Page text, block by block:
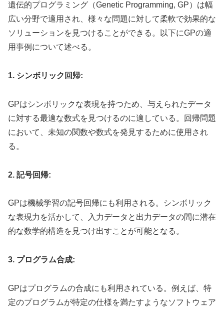
遺伝的プログラミング（Genetic Programming, GP）は幅
広い分野で適用され、様々な問題に対して柔軟で効果的な
ソリューションを見つけることができる。以下にGPの適
用事例について述べる。
1. シンボリック回帰:
GPはシンボリックな表現を持つため、与えられたデータ
に対する最適な数式を見つけるのに適している。回帰問題
において、未知の関数や数式を発見するために使用され
る。
2. 記号回帰:
GPは機械学習の記号回帰にも利用される。シンボリック
な表現力を活かして、入力データと出力データの間に潜在
的な数学的構造を見つけ出すことが可能となる。
3. プログラム合成:
GPはプログラムの合成にも利用されている。例えば、特
定のプログラムが特定の仕様を満たすようなソフトウェア